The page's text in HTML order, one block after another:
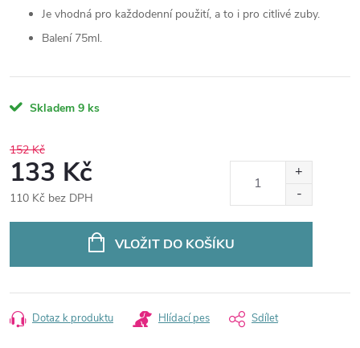
Je vhodná pro každodenní použití, a to i pro citlivé zuby.
Balení 75ml.
Skladem 9 ks
152 Kč
133 Kč
110 Kč bez DPH
VLOŽIT DO KOŠÍKU
Dotaz k produktu Hlídací pes Sdílet